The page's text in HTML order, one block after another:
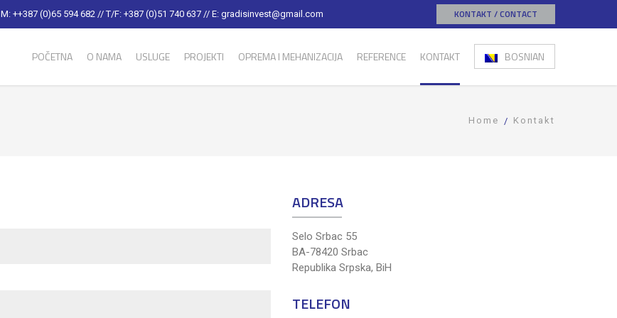
M: ++387 (0)65 594 682 // T/F: +387 (0)51 740 637 // E: gradisinvest@gmail.com KONTAKT / CONTACT
POČETNA O NAMA USLUGE PROJEKTI OPREMA I MEHANIZACIJA REFERENCE KONTAKT BOSNIAN
Home Kontakt
ADRESA
Selo Srbac 55
BA-78420 Srbac
Republika Srpska, BiH
TELEFON